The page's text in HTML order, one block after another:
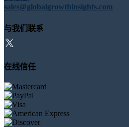
sales@globalgrowthinsights.com
与我们联系
在线信任